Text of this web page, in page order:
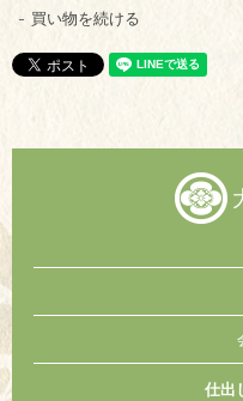
買い物を続ける
仕出